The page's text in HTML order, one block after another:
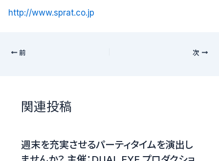
http://www.sprat.co.jp
前 次
関連投稿
週末を充実させるパーティタイムを演出し